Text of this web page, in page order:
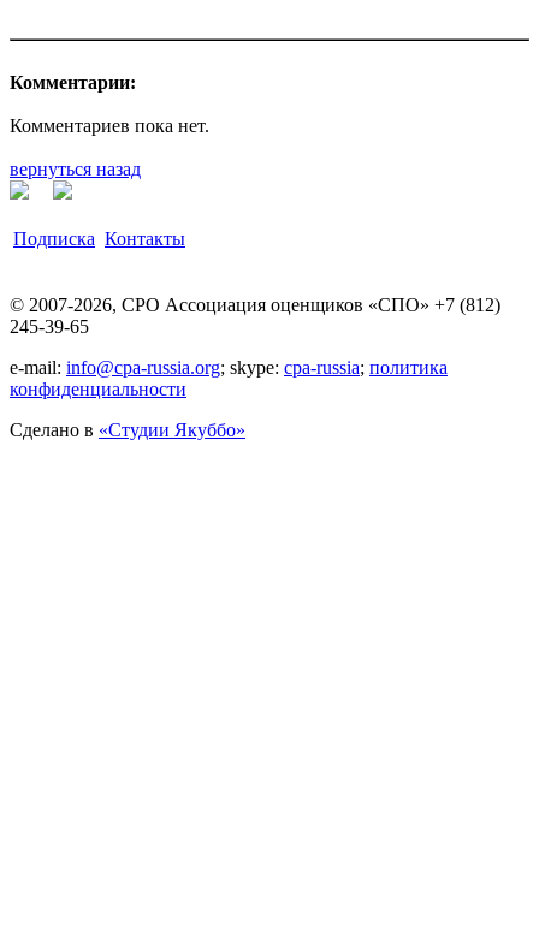
Комментарии:
Комментариев пока нет.
вернуться назад
Подписка Контакты
© 2007-2026, СРО Ассоциация оценщиков «СПО» +7 (812)
245-39-65
e-mail: info@cpa-russia.org; skype: cpa-russia; политика
конфиденциальности
Сделано в «Cтудии Якуббо»